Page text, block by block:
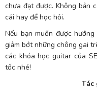
chưa đạt được. Không bản
cái hay để học hỏi.
Nếu bạn muốn được
giảm bớt những chông gai
các khóa học guitar của
tốc nhé!
Tác